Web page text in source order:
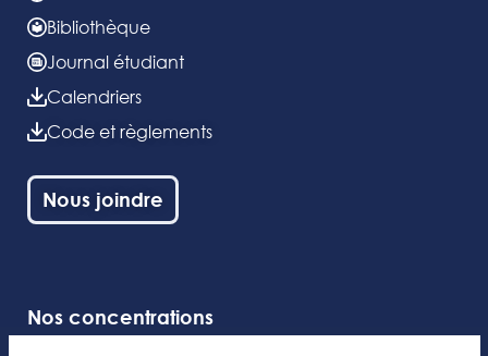
Bibliothèque
Journal étudiant
Calendriers
Code et règlements
Nous joindre
Nos concentrations